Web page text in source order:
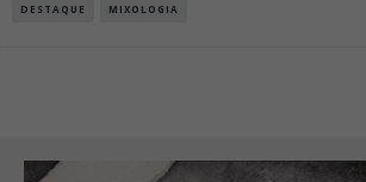
DESTAQUE MIXOLOGIA